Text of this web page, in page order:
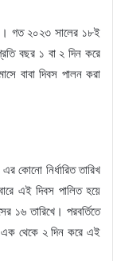
গত ২০২৩ সালের ১৮ই
বছর ১ বা ২ দিন করে
বাবা দিবস পালন করা
কোনো নির্ধারিত তারিখ
এই দিবস পালিত হয়ে
১৬ তারিখে। পরবর্তিতে
এক থেকে ২ দিন করে এই